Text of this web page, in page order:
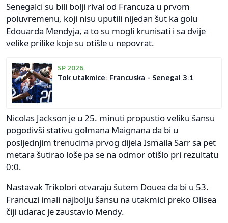
Senegalci su bili bolji rival od Francuza u prvom
poluvremenu, koji nisu uputili nijedan šut ka golu
Edouarda Mendyja, a to su mogli krunisati i sa dvije
velike prilike koje su otišle u nepovrat.
SP 2026.
Tok utakmice: Francuska - Senegal 3:1
Nicolas Jackson je u 25. minuti propustio veliku šansu
pogodivši stativu golmana Maignana da bi u
posljednjim trenucima prvog dijela Ismaila Sarr sa pet
metara šutirao loše pa se na odmor otišlo pri rezultatu
0:0.
Nastavak Trikolori otvaraju šutem Douea da bi u 53.
Francuzi imali najbolju šansu na utakmici preko Olisea
čiji udarac je zaustavio Mendy.